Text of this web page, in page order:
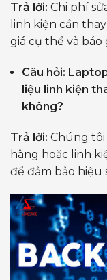
Trả lời: Chi phí
linh kiện cần
giá cụ thể và báo
Câu hỏi:
liệu linh kiện
không?
Trả lời: Chúng
hãng hoặc linh
để đảm bảo hiệu